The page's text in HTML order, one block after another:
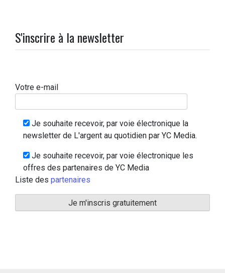
S'inscrire à la newsletter
Votre e-mail
Je souhaite recevoir, par voie électronique la
newsletter de L'argent au quotidien par YC Media.
Je souhaite recevoir, par voie électronique les
offres des partenaires de YC Media
Liste des partenaires